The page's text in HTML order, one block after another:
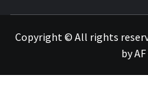
Copyright © All rights
by